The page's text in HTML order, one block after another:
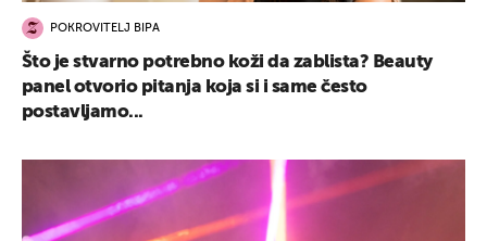
POKROVITELJ BIPA
Što je stvarno potrebno koži da zablista? Beauty
panel otvorio pitanja koja si i same često
postavljamo...